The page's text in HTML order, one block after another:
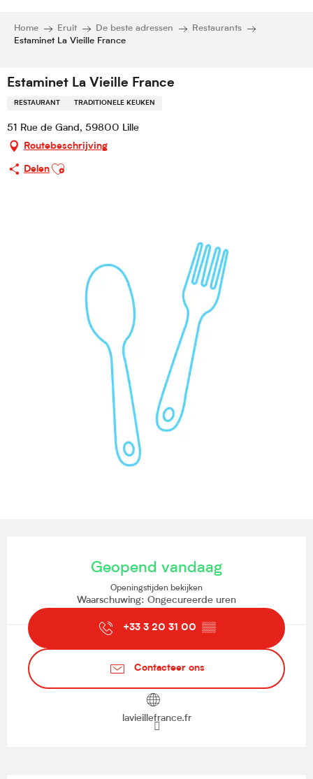
Home Eruit De beste adressen
Restaurants
Estaminet La Vieille France
Estaminet La Vieille France
RESTAURANT TRADITIONELE KEUKEN
51 Rue de Gand, 59800 Lille
Routebeschrijving
Delen
Ajouter aux favoris
Geopend vandaag
Openingstijden bekijken
Waarschuwing: Ongecureerde uren
+33 3 20 31 00 ▒▒
Contacteer ons
lavieillefrance.fr